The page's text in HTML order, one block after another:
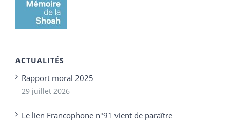
ACTUALITÉS
Rapport moral 2025
29 juillet 2026
Le lien Francophone n°91 vient de paraître